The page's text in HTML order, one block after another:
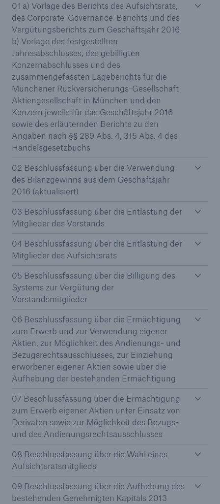
01 a) Vorlage des Berichts des Aufsichtsrats,
des Corporate-Governance-Berichts und des
Vergütungsberichts zum Geschäftsjahr 2016
b) Vorlage des festgestellten
Jahresabschlusses, des gebilligten
Konzernabschlusses und des
zusammengefassten Lageberichts für die
Münchener Rückversicherungs-Gesellschaft
Aktiengesellschaft in München und den
Konzern jeweils für das Geschäftsjahr 2016
sowie des erläuternden Berichts zu den
Angaben nach §§ 289 Abs. 4, 315 Abs. 4 des
Handelsgesetzbuchs
02 Beschlussfassung über die Verwendung
des Bilanzgewinns aus dem Geschäftsjahr
2016 (aktualisiert)
03 Beschlussfassung über die Entlastung der
Mitglieder des Vorstands
04 Beschlussfassung über die Entlastung der
Mitglieder des Aufsichtsrats
05 Beschlussfassung über die Billigung des
Systems zur Vergütung der
Vorstandsmitglieder
06 Beschlussfassung über die Ermächtigung
zum Erwerb und zur Verwendung eigener
Aktien, zur Möglichkeit des Andienungs- und
Bezugsrechtsausschlusses, zur Einziehung
erworbener eigener Aktien sowie über die
Aufhebung der bestehenden Ermächtigung
07 Beschlussfassung über die Ermächtigung
zum Erwerb eigener Aktien unter Einsatz von
Derivaten sowie zur Möglichkeit des Bezugs-
und des Andienungsrechtsausschlusses
08 Beschlussfassung über die Wahl eines
Aufsichtsratsmitglieds
09 Beschlussfassung über die Aufhebung des
bestehenden Genehmigten Kapitals 2013
Tech Trend Radar 2026
Our expert perspective for insurance
Reinsurance Property/Casualty
Marine Trend Radar 2025
Naturkatastrophen
versicherten Schäden aus Naturkatastrophen
seit 1980 beträgt
71.8%